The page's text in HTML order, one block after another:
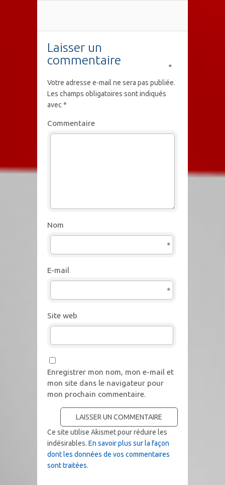
Laisser un
commentaire
Votre adresse e-mail ne sera pas publiée.
Les champs obligatoires sont indiqués
avec *
Commentaire
*
Nom
*
E-mail
*
Site web
Enregistrer mon nom, mon e-mail et
mon site dans le navigateur pour
mon prochain commentaire.
Ce site utilise Akismet pour réduire les
indésirables. En savoir plus sur la façon
dont les données de vos commentaires
sont traitées.